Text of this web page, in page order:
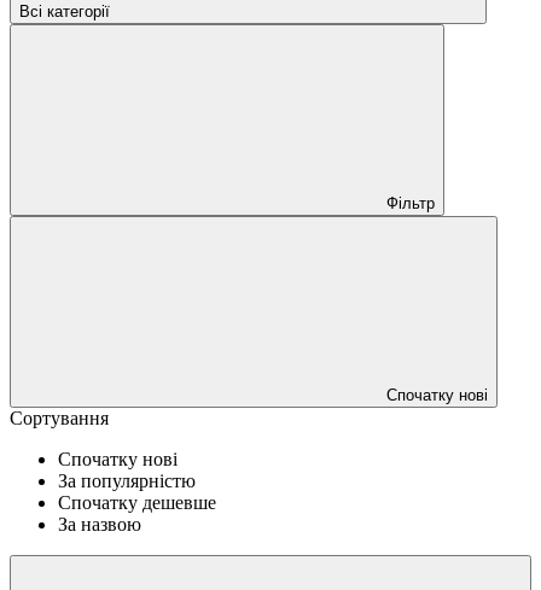
Всі категорії
Фільтр
Спочатку нові
Сортування
Спочатку нові
За популярністю
Спочатку дешевше
За назвою